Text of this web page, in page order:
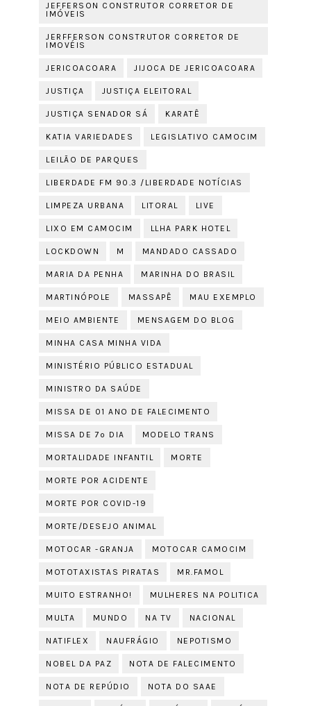
JEFFERSON CONSTRUTOR CORRETOR DE
IMÓVEIS
JERFFERSON CONSTRUTOR CORRETOR DE
IMOVÉIS
JERICOACOARA JIJOCA DE JERICOACOARA
JUSTIÇA JUSTIÇA ELEITORAL
JUSTIÇA SENADOR SÁ KARATÊ
KATIA VARIEDADES LEGISLATIVO CAMOCIM
LEILÃO DE PARQUES
LIBERDADE FM 90.3 /LIBERDADE NOTÍCIAS
LIMPEZA URBANA LITORAL LIVE
LIXO EM CAMOCIM LLHA PARK HOTEL
LOCKDOWN M MANDADO CASSADO
MARIA DA PENHA MARINHA DO BRASIL
MARTINÓPOLE MASSAPÊ MAU EXEMPLO
MEIO AMBIENTE MENSAGEM DO BLOG
MINHA CASA MINHA VIDA
MINISTÉRIO PÚBLICO ESTADUAL
MINISTRO DA SAÚDE
MISSA DE 01 ANO DE FALECIMENTO
MISSA DE 7º DIA MODELO TRANS
MORTALIDADE INFANTIL MORTE
MORTE POR ACIDENTE
MORTE POR COVID-19
MORTE/DESEJO ANIMAL
MOTOCAR -GRANJA MOTOCAR CAMOCIM
MOTOTAXISTAS PIRATAS MR.FAMOL
MUITO ESTRANHO! MULHERES NA POLITICA
MULTA MUNDO NA TV NACIONAL
NATIFLEX NAUFRÁGIO NEPOTISMO
NOBEL DA PAZ NOTA DE FALECIMENTO
NOTA DE REPÚDIO NOTA DO SAAE